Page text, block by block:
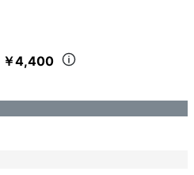
￥4,400